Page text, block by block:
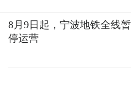
8月9日起，宁波地铁全线暂
停运营